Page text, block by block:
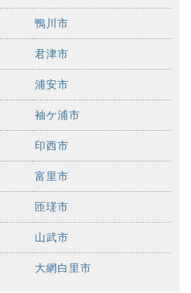
鴨川市
君津市
浦安市
袖ケ浦市
印西市
富里市
匝瑳市
山武市
大網白里市